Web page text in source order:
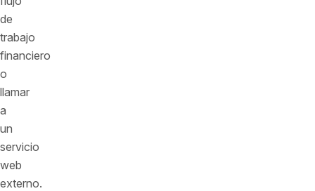
de
trabajo
financiero
o
llamar
a
un
servicio
web
externo.